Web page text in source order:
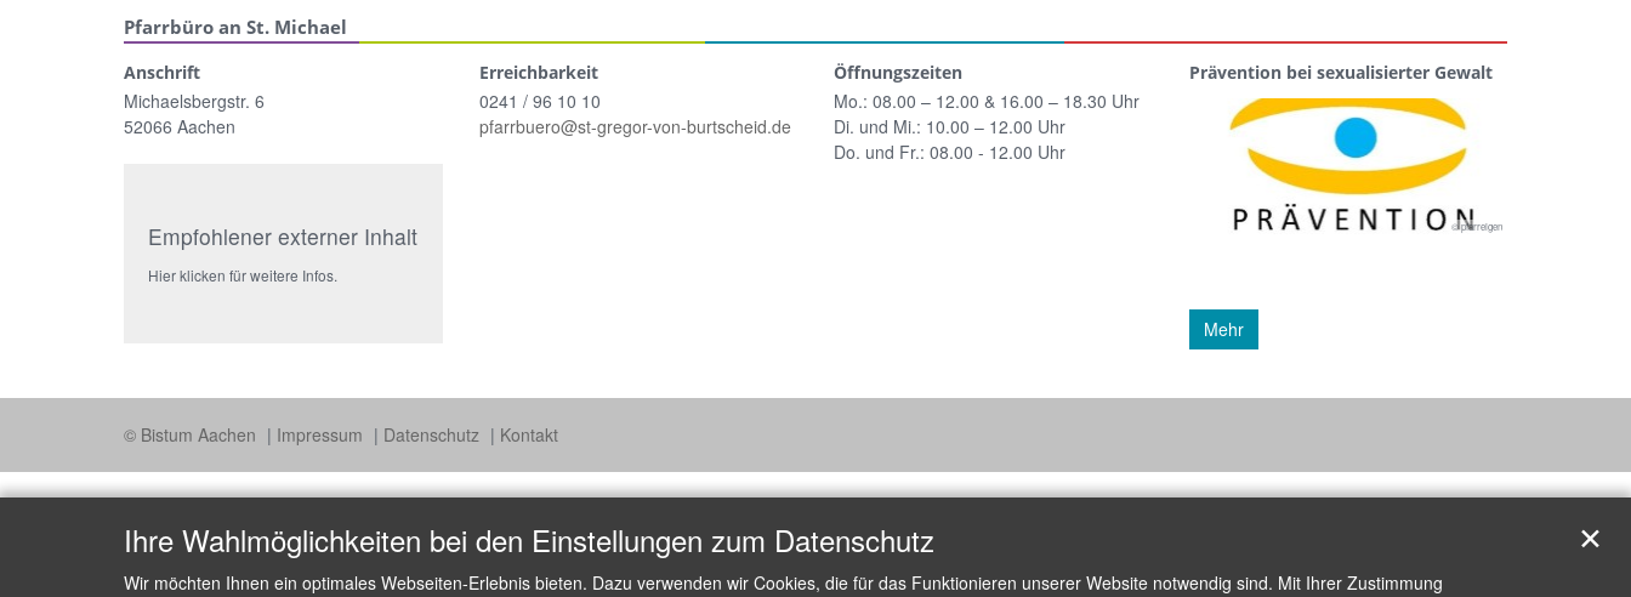
Pfarrbüro an St. Michael
Anschrift
Michaelsbergstr. 6
52066 Aachen
Empfohlener externer Inhalt
Hier klicken für weitere Infos.
Erreichbarkeit
0241 / 96 10 10
pfarrbuero@st-gregor-von-burtscheid.de
Öffnungszeiten
Mo.: 08.00 – 12.00 & 16.00 – 18.30 Uhr
Di. und Mi.: 10.00 – 12.00 Uhr
Do. und Fr.: 08.00 - 12.00 Uhr
Prävention bei sexualisierter Gewalt
© pfarreigen
Mehr
© Bistum Aachen Impressum Datenschutz Kontakt
Ihre Wahlmöglichkeiten bei den Einstellungen zum Datenschutz
Wir möchten Ihnen ein optimales Webseiten-Erlebnis bieten. Dazu verwenden wir Cookies, die für das Funktionieren unserer Website notwendig sind. Mit Ihrer Zustimmung
✕